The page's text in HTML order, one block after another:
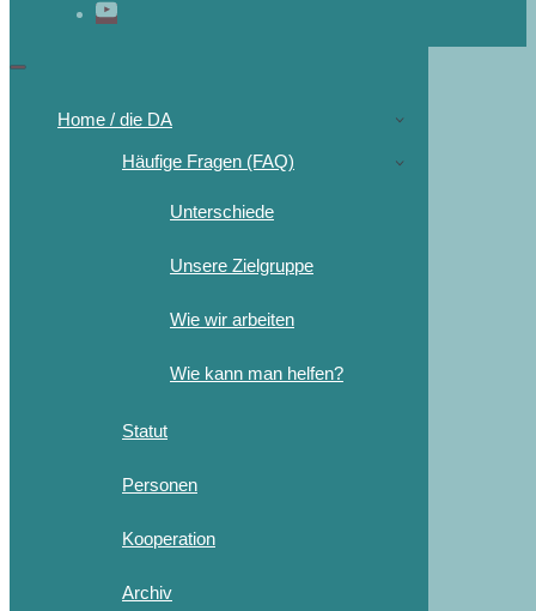
Home / die DA
Häufige Fragen (FAQ)
Unterschiede
Unsere Zielgruppe
Wie wir arbeiten
Wie kann man helfen?
Statut
Personen
Kooperation
Archiv